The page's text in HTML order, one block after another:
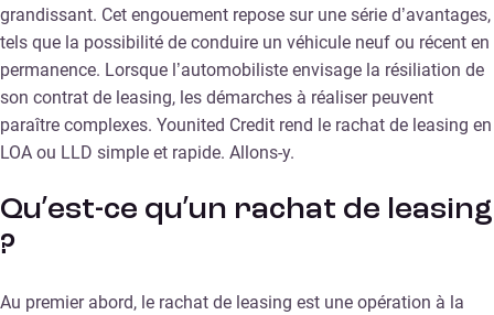
grandissant. Cet engouement repose sur une série d’avantages,
tels que la possibilité de conduire un véhicule neuf ou récent en
permanence. Lorsque l’automobiliste envisage la résiliation de
son contrat de leasing, les démarches à réaliser peuvent
paraître complexes. Younited Credit rend le rachat de leasing en
LOA ou LLD simple et rapide. Allons-y.
Qu’est-ce qu’un rachat de leasing
?
Au premier abord, le rachat de leasing est une opération à la